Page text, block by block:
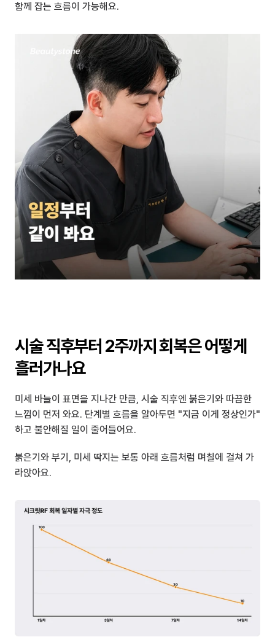
함께 잡는 흐름이 가능해요.
시술 직후부터 2주까지 회복은 어떻게
흘러가나요
미세 바늘이 표면을 지나간 만큼, 시술 직후엔 붉은기와 따끔한
느낌이 먼저 와요. 단계별 흐름을 알아두면 "지금 이게 정상인가"
하고 불안해질 일이 줄어들어요.
붉은기와 부기, 미세 딱지는 보통 아래 흐름처럼 며칠에 걸쳐 가
라앉아요.